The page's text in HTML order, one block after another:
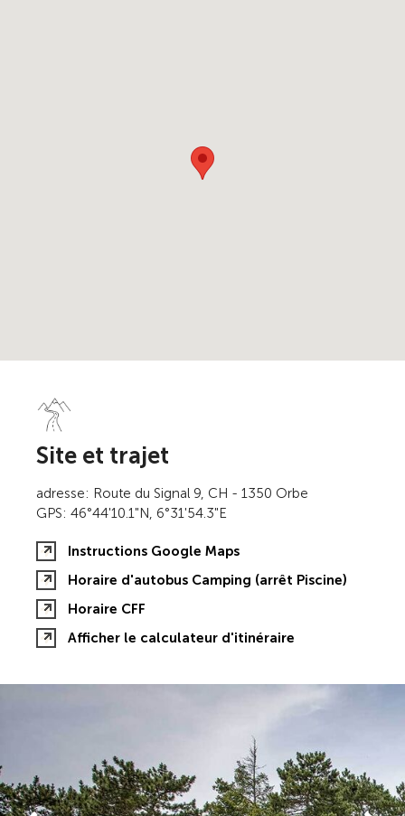
Site et trajet
adresse: Route du Signal 9, CH - 1350 Orbe
GPS: 46°44'10.1"N, 6°31'54.3"E
Instructions Google Maps
Horaire d'autobus Camping (arrêt Piscine)
Horaire CFF
Afficher le calculateur d'itinéraire